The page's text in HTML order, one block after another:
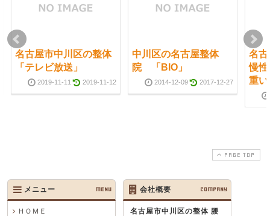
名古屋市中川区の整体
「テレビ放送」
2019-11-11 2019-11-12
中川区の名古屋整体
院 「BIO」
2014-12-09 2017-12-27
名
慢
重い
PAGE TOP
メニュー MENU
ＨＯＭＥ
会社概要 COMPANY
名古屋市中川区の整体 腰